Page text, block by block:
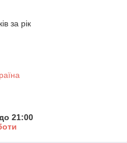
за рік
21:00